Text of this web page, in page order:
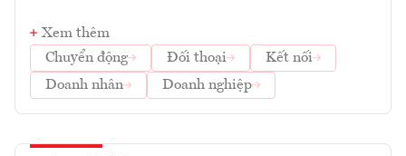
Xem thêm
Chuyển động
Đối thoại
Kết nối
Doanh nhân
Doanh nghiệp